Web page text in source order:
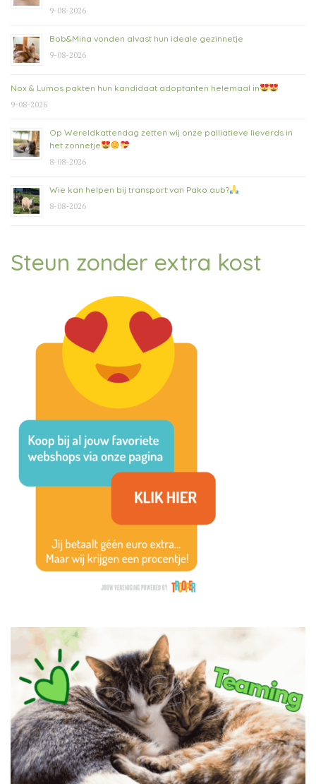
9-08-2026
Bob&Mina vonden alvast hun ideale gezinnetje
9-08-2026
Nox & Lumos pakten hun kandidaat adoptanten helemaal in
9-08-2026
Op Wereldkattendag zetten wij onze palliatieve lieverds in
het zonnetje
8-08-2026
Wie kan helpen bij transport van Pako aub?
8-08-2026
Steun zonder extra kost